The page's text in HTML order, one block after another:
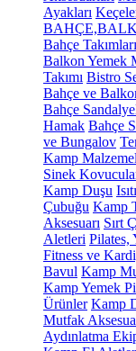
Ayakları
Bahçe Takımları
Balkon Yemek
Takımı Bistro
Bahçe ve
Bahçe
Hamak Bahçe
ve Bungalov
Kamp
Sinek
Kamp Duşu
Çubuğu Kamp
Aksesuarı Sırt
Aletleri Pilates,
Fitness ve
Bavul Kamp
Kamp Yemek
Ürünler Kamp
Mutfak
Aydınlatma